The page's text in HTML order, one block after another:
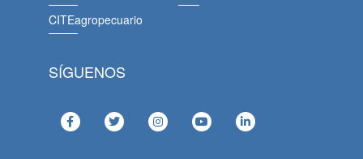
CITEagropecuario
SÍGUENOS